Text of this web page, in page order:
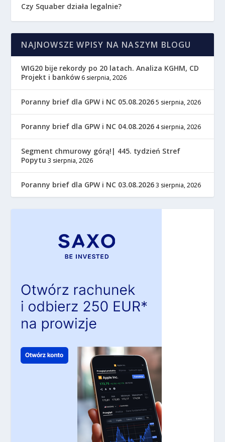
Czy Squaber działa legalnie?
NAJNOWSZE WPISY NA NASZYM BLOGU
WIG20 bije rekordy po 20 latach. Analiza KGHM, CD
Projekt i banków 6 sierpnia, 2026
Poranny brief dla GPW i NC 05.08.2026 5 sierpnia, 2026
Poranny brief dla GPW i NC 04.08.2026 4 sierpnia, 2026
Segment chmurowy górą!| 445. tydzień Stref
Popytu 3 sierpnia, 2026
Poranny brief dla GPW i NC 03.08.2026 3 sierpnia, 2026